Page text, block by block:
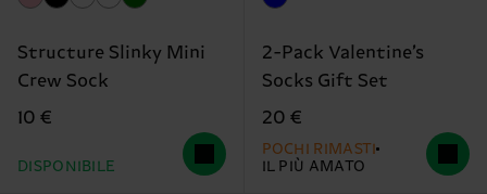
Structure Slinky Mini
Crew Sock
10 €
DISPONIBILE
2-Pack Valentine’s
Socks Gift Set
20 €
POCHI RIMASTI
IL PIÙ AMATO